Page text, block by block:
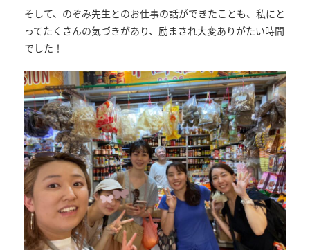
そして、のぞみ先生とのお仕事の話ができたことも、私にと
ってたくさんの気づきがあり、励まされ大変ありがたい時間
でした！